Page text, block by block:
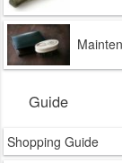
Guide
Shopping Guide